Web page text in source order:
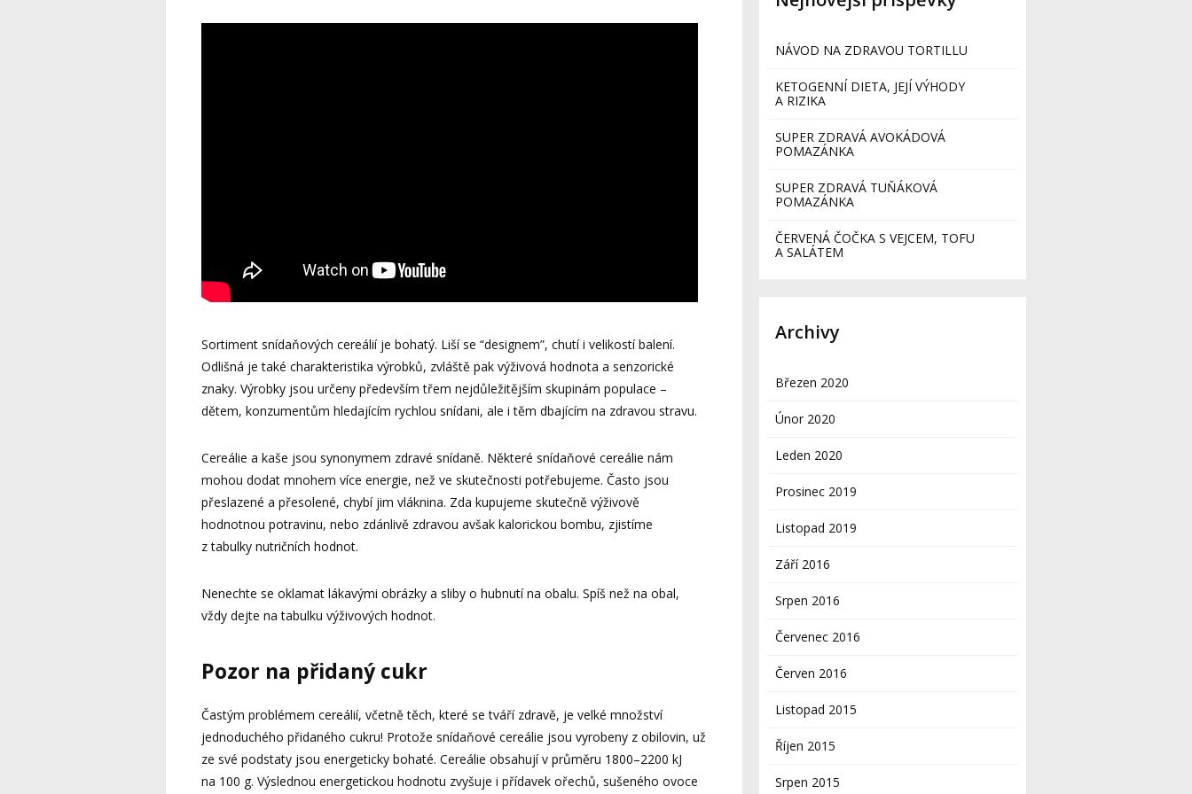
Sortiment snídaňových cereálií je bohatý. Liší se “designem”, chutí i velikostí balení.
Odlišná je také charakteristika výrobků, zvláště pak výživová hodnota a senzorické
znaky. Výrobky jsou určeny především třem nejdůležitějším skupinám populace –
dětem, konzumentům hledajícím rychlou snídani, ale i těm dbajícím na zdravou stravu.
Cereálie a kaše jsou synonymem zdravé snídaně. Některé snídaňové cereálie nám
mohou dodat mnohem více energie, než ve skutečnosti potřebujeme. Často jsou
přeslazené a přesolené, chybí jim vláknina. Zda kupujeme skutečně výživově
hodnotnou potravinu, nebo zdánlivě zdravou avšak kalorickou bombu, zjistíme
z tabulky nutričních hodnot.
Nenechte se oklamat lákavými obrázky a sliby o hubnutí na obalu. Spíš než na obal,
vždy dejte na tabulku výživových hodnot.
Pozor na přidaný cukr
Častým problémem cereálií, včetně těch, které se tváří zdravě, je velké množství
jednoduchého přidaného cukru! Protože snídaňové cereálie jsou vyrobeny z obilovin, už
ze své podstaty jsou energeticky bohaté. Cereálie obsahují v průměru 1800–2200 kJ
na 100 g. Výslednou energetickou hodnotu zvyšuje i přídavek ořechů, sušeného ovoce
NÁVOD NA ZDRAVOU TORTILLU
KETOGENNÍ DIETA, JEJÍ VÝHODY
A RIZIKA
SUPER ZDRAVÁ AVOKÁDOVÁ
POMAZÁNKA
SUPER ZDRAVÁ TUŇÁKOVÁ
POMAZÁNKA
ČERVENÁ ČOČKA S VEJCEM, TOFU
A SALÁTEM
Archivy
Březen 2020
Únor 2020
Leden 2020
Prosinec 2019
Listopad 2019
Září 2016
Srpen 2016
Červenec 2016
Červen 2016
Listopad 2015
Říjen 2015
Srpen 2015